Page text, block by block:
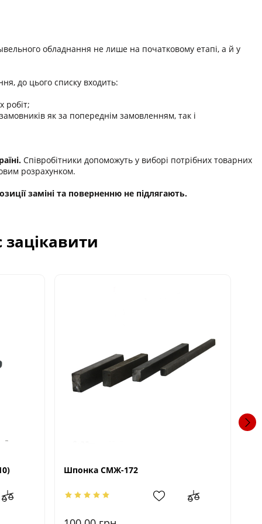
обладнання не лише на початковому етапі, а й у
до цього списку входить:
робіт;
як за попереднім замовленням, так і
Співробітники допоможуть у виборі потрібних товарних
розрахунком.
заміні та поверненню не підлягають.
Шпонка СМЖ-172